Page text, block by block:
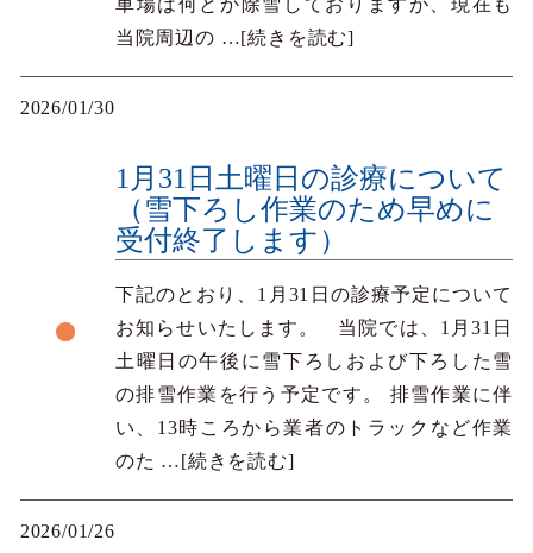
車場は何とか除雪しておりますが、現在も
当院周辺の …[続きを読む]
2026/01/30
1月31日土曜日の診療について
（雪下ろし作業のため早めに
受付終了します）
下記のとおり、1月31日の診療予定について
お知らせいたします。 当院では、1月31日
土曜日の午後に雪下ろしおよび下ろした雪
の排雪作業を行う予定です。 排雪作業に伴
い、13時ころから業者のトラックなど作業
のた …[続きを読む]
2026/01/26